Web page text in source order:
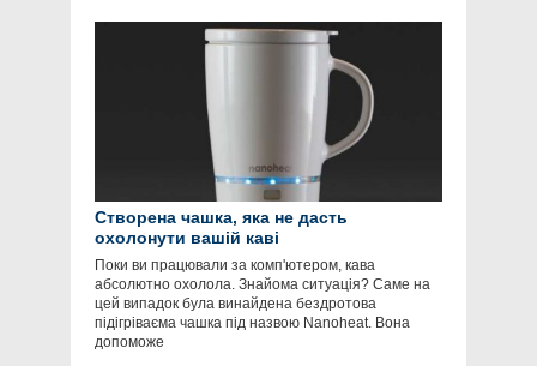
Створена чашка, яка не дасть
охолонути вашій каві
Поки ви працювали за комп'ютером, кава
абсолютно охолола. Знайома ситуація? Саме на
цей випадок була винайдена бездротова
підігріваєма чашка під назвою Nanoheat. Вона
допоможе